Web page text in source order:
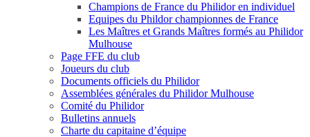
Champions de France du Philidor en individuel
Equipes du Phildor championnes de France
Les Maîtres et Grands Maîtres formés au Philidor
Mulhouse
Page FFE du club
Joueurs du club
Documents officiels du Philidor
Assemblées générales du Philidor Mulhouse
Comité du Philidor
Bulletins annuels
Charte du capitaine d’équipe